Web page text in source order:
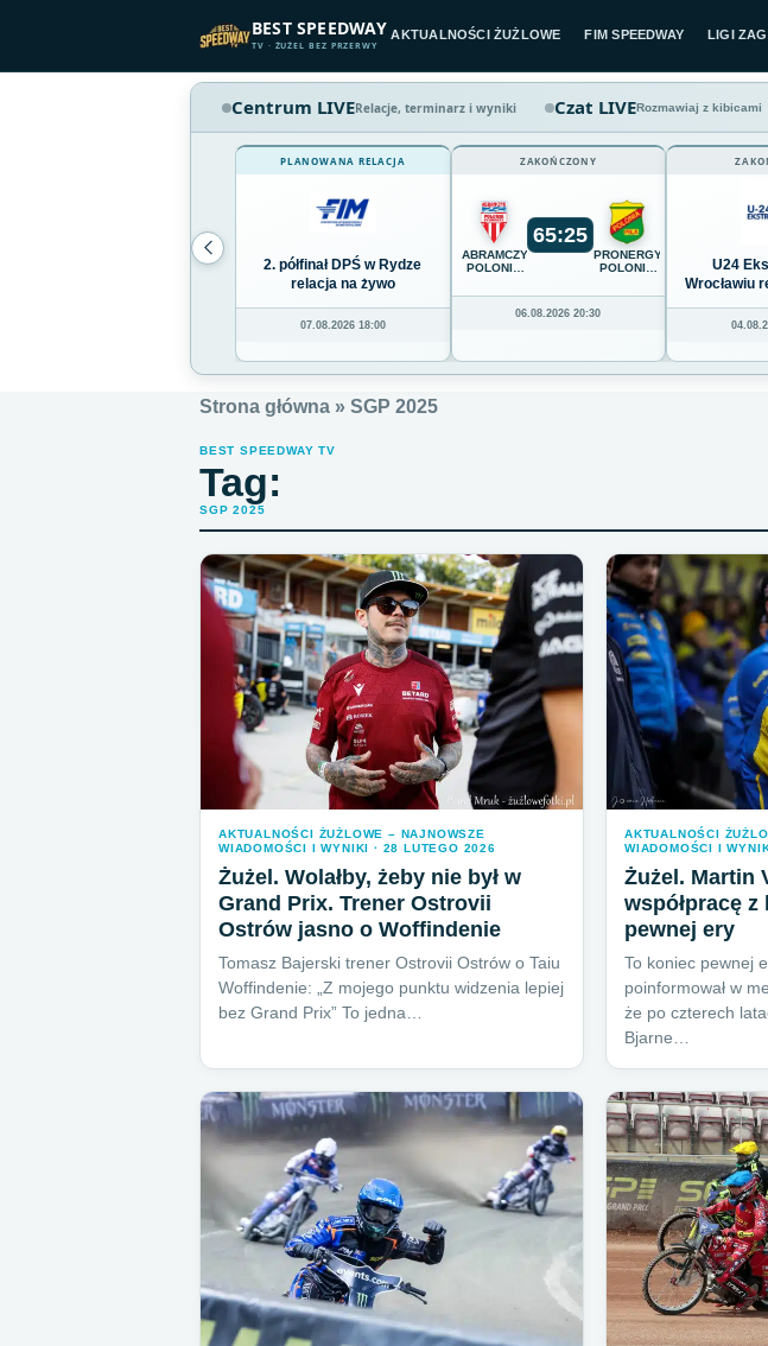
BEST SPEEDWAY
TV · ŻUŻEL BEZ PRZERWY
AKTUALNOŚCI ŻUŻLOWE FIM SPEEDWAY LIGI
Centrum LIVERelacje, terminarz i wyniki Czat LIVERozmawiaj z kibicami
PLANOWANA RELACJA
2. półfinał DPŚ w Rydze
relacja na żywo
07.08.2026 18:00
ZAKOŃCZONY
ABRAMCZYK
POLONIA
65:25
PRONERGY
POLONIA
06.08.2026 20:30
U24
Wrocławiu
Strona główna » SGP 2025
BEST SPEEDWAY TV
Tag:
SGP 2025
AKTUALNOŚCI ŻUŻLOWE – NAJNOWSZE
WIADOMOŚCI I WYNIKI · 28 LUTEGO 2026
Żużel. Wolałby, żeby nie był w
Grand Prix. Trener Ostrovii
Ostrów jasno o Woffindenie
Tomasz Bajerski trener Ostrovii Ostrów o Taiu
Woffindenie: „Z mojego punktu widzenia lepiej
bez Grand Prix” To jedna…
AKTUALNOŚCI
WIADOMOŚCI I
Żużel. Martin
współpracę
pewnej ery
To koniec pewnej
poinformował w
że po czterech
Bjarne…